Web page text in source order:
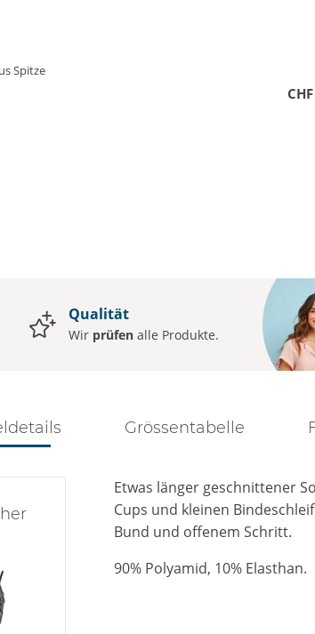
Spitze
Qualität
Wir prüfen alle Produkte.
Grössentabelle
Etwas länger geschnittener
Cups und kleinen
Bund und offenem Schritt.
90% Polyamid, 10% Elasthan.